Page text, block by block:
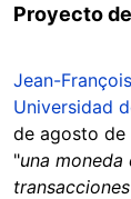
Proyecto
Jean-
Universidad
de agosto de
"una